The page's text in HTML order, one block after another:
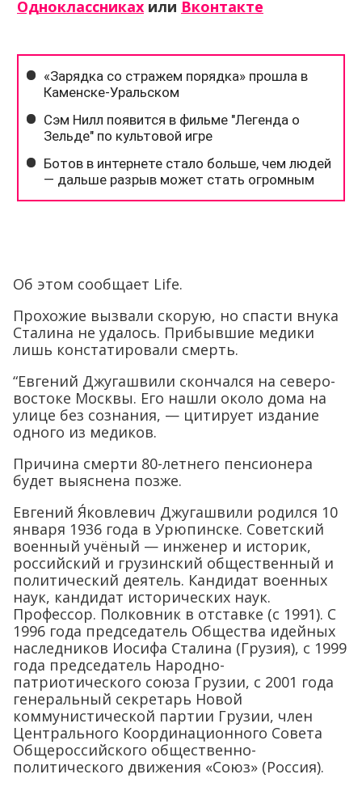
Одноклассниках или Вконтакте
Об этом сообщает Life.
Прохожие вызвали скорую, но спасти внука
Сталина не удалось. Прибывшие медики
лишь констатировали смерть.
“Евгений Джугашвили скончался на северо-
востоке Москвы. Его нашли около дома на
улице без сознания, — цитирует издание
одного из медиков.
Причина смерти 80-летнего пенсионера
будет выяснена позже.
Евгений Я́ковлевич Джугашвили родился 10
января 1936 года в Урюпинске. Советский
военный учёный — инженер и историк,
российский и грузинский общественный и
политический деятель. Кандидат военных
наук, кандидат исторических наук.
Профессор. Полковник в отставке (с 1991). С
1996 года председатель Общества идейных
наследников Иосифа Сталина (Грузия), с 1999
года председатель Народно-
патриотического союза Грузии, с 2001 года
генеральный секретарь Новой
коммунистической партии Грузии, член
Центрального Координационного Совета
Общероссийского общественно-
политического движения «Союз» (Россия).